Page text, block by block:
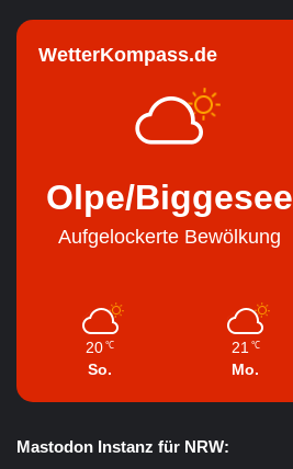
WetterKompass.de
Olpe/Biggesee
Aufgelockerte Bewölkung
20 ℃
So.
21 ℃
Mo.
Mastodon Instanz für NRW: